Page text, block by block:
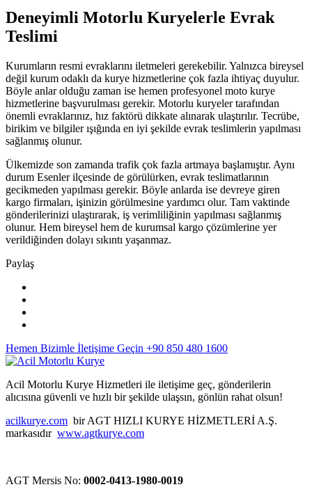
Deneyimli Motorlu Kuryelerle Evrak
Teslimi
Kurumların resmi evraklarını iletmeleri gerekebilir. Yalnızca bireysel
değil kurum odaklı da kurye hizmetlerine çok fazla ihtiyaç duyulur.
Böyle anlar olduğu zaman ise hemen profesyonel moto kurye
hizmetlerine başvurulması gerekir. Motorlu kuryeler tarafından
önemli evraklarınız, hız faktörü dikkate alınarak ulaştırılır. Tecrübe,
birikim ve bilgiler ışığında en iyi şekilde evrak teslimlerin yapılması
sağlanmış olunur.
Ülkemizde son zamanda trafik çok fazla artmaya başlamıştır. Aynı
durum Esenler ilçesinde de görülürken, evrak teslimatlarının
gecikmeden yapılması gerekir. Böyle anlarda ise devreye giren
kargo firmaları, işinizin görülmesine yardımcı olur. Tam vaktinde
gönderilerinizi ulaştırarak, iş verimliliğinin yapılması sağlanmış
olunur. Hem bireysel hem de kurumsal kargo çözümlerine yer
verildiğinden dolayı sıkıntı yaşanmaz.
Paylaş
Hemen Bizimle İletişime Geçin +90 850 480 1600
Acil Motorlu Kurye Hizmetleri ile iletişime geç, gönderilerin
alıcısına güvenli ve hızlı bir şekilde ulaşsın, gönlün rahat olsun!
acilkurye.com bir AGT HIZLI KURYE HİZMETLERİ A.Ş.
markasıdır www.agtkurye.com
AGT Mersis No: 0002-0413-1980-0019